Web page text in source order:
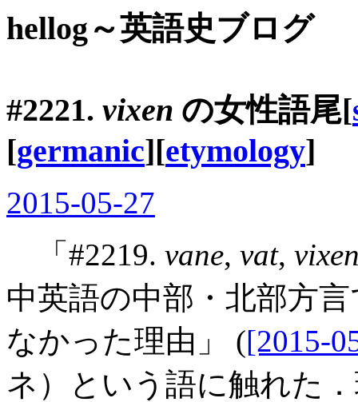
hellog～英語史ブログ
#2221. vixen の女性語尾[
[germanic][etymology]
2015-05-27
「#2219. vane, vat,
中英語の中部・北部方
なかった理由」 ([2015-
ネ）という語に触れた